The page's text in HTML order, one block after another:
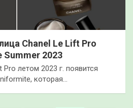
Chanel Le Lift Pro
Summer 2023
летом 2023 г. появится
которая…